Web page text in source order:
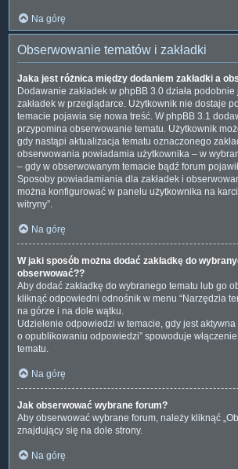
Na górę
Obserwowanie tematów i zakładki
Jaka jest różnica między dodaniem zakładki a
Dodawanie zakładek w phpBB 3.0 działa
zakładek w przeglądarce. Użytkownik nie dostaje
temacie pojawia się nowa treść. W phpBB 3.1
przypomina obserwowanie tematu. Użytkownik
gdy nastąpi aktualizacja tematu oznaczonego
obserwowania powiadamia użytkownika – w
– gdy w obserwowanym temacie bądź forum
Sposoby powiadamiania dla zakładek i
można konfigurować w panelu użytkownika na
witryny”.
Na górę
W jaki sposób można dodać zakładkę do
obserwować??
Aby dodać zakładkę do wybranego tematu lub go
kliknąć odpowiedni odnośnik w menu “Narzędzia
na górze i na dole wątku.
Udzielenie odpowiedzi w temacie, gdy jest aktywna
o opublikowaniu odpowiedzi” spowoduje
tematu.
Na górę
Jak obserwować wybrane forum?
Aby obserwować wybrane forum, należy kliknąć
znajdujący się na dole strony.
Na górę